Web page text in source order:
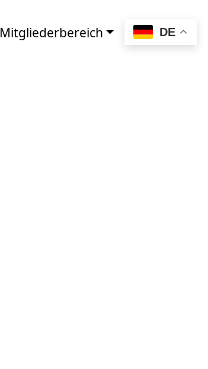
Mitgliederbereich DE